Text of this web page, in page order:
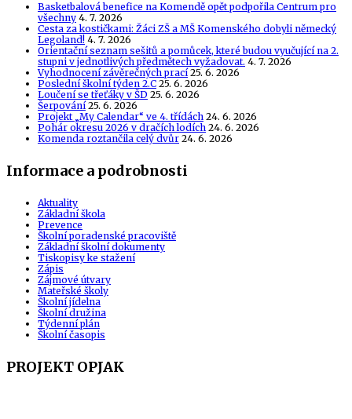
Basketbalová benefice na Komendě opět podpořila Centrum pro
všechny 4. 7. 2026
Cesta za kostičkami: Žáci ZŠ a MŠ Komenského dobyli německý
Legoland! 4. 7. 2026
Orientační seznam sešitů a pomůcek, které budou vyučující na 2.
stupni v jednotlivých předmětech vyžadovat. 4. 7. 2026
Vyhodnocení závěrečných prací 25. 6. 2026
Poslední školní týden 2.C 25. 6. 2026
Loučení se třeťáky v ŠD 25. 6. 2026
Šerpování 25. 6. 2026
Projekt „My Calendar“ ve 4. třídách 24. 6. 2026
Pohár okresu 2026 v dračích lodích 24. 6. 2026
Komenda roztančila celý dvůr 24. 6. 2026
Informace a podrobnosti
Aktuality
Základní škola
Prevence
Školní poradenské pracoviště
Základní školní dokumenty
Tiskopisy ke stažení
Zápis
Zájmové útvary
Mateřské školy
Školní jídelna
Školní družina
Týdenní plán
Školní časopis
PROJEKT OPJAK